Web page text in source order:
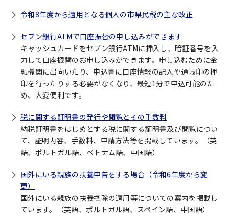
令和8年度から適用となる個人の市県民税の主な改正
セブン銀行ATMで口座振替の申し込みができます
キャッシュカードをセブン銀行ATMに挿入し、暗証番号を入
力して口座振替のお申し込みができます。申し込むために金
融機関に出向いたり、申込書に口座情報の記入や通帳印の押
印を行ったりする必要がなくなり、最短1分で申込可能のた
め、大変便利です。
税に関する証明書の発行や閲覧とその手数料
納税証明書をはじめとする税に関する証明書及び閲覧につい
て、証明内容、手数料、申請方法等を掲載しています。（英
語、ポルトガル語、ベトナム語、中国語）
国外にいる親族の扶養申告をする場合（令和6年度から変
更）
国外にいる親族の扶養控除の適用等についての案内を掲載し
ています。（英語、ポルトガル語、スペイン語、中国語）